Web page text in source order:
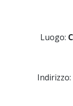
Luogo:
Indirizzo: